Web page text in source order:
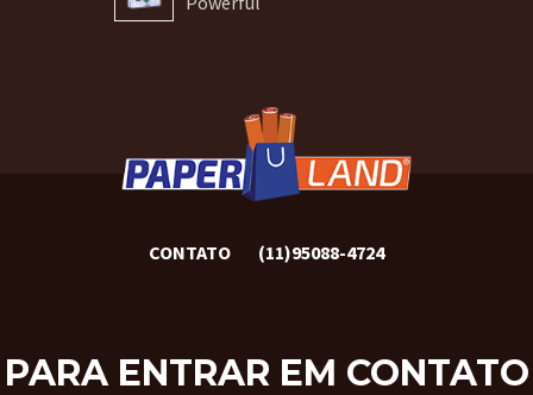
CONTATO (11)95088-4724
PARA ENTRAR EM CONTATO